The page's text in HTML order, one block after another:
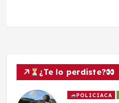
¿Te lo perdiste?
POLICIACA